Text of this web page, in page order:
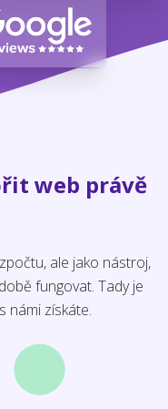
web právě
ale jako nástroj,
fungovat. Tady je
námi získáte.